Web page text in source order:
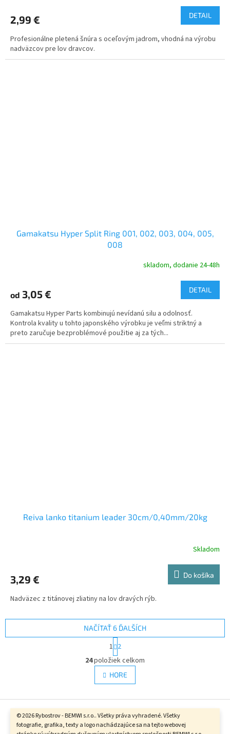
© 2026 Rybostrov - BEMWI s.r.o.. Všetky práva vyhradené. Všetky
fotografie, grafika, texty a logo nachádzajúce sa na tejto webovej
2,99 € DETAIL
Profesionálne pletená šnúra s oceľovým jadrom, vhodná na výrobu
nadväzcov pre lov dravcov.
Gamakatsu Hyper Split Ring 001, 002, 003, 004, 005,
008
skladom, dodanie 24-48h
od 3,05 € DETAIL
Gamakatsu Hyper Parts kombinujú nevídanú silu a odolnosť.
Kontrola kvality u tohto japonského výrobku je veľmi striktný a
preto zaručuje bezproblémové použitie aj za tých...
Reiva lanko titanium leader 30cm/0,40mm/20kg
Skladom
3,29 € Do košíka
Nadväzec z titánovej zliatiny na lov dravých rýb.
O
v
l
á
c
i
NAČÍTAŤ 6 ĎALŠÍCH
t
r
á
n
k
v
a
n
i
1 2
24položiek celkom
HORE
Vytvoril Shoptet